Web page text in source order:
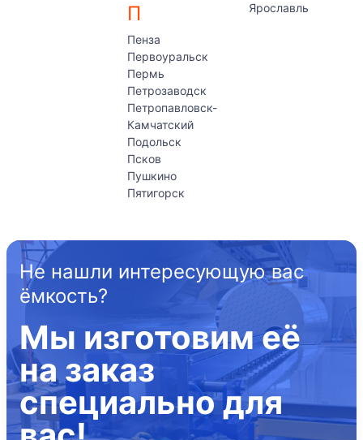
П
Пенза
Первоуральск
Пермь
Петрозаводск
Петропавловск-
Камчатский
Подольск
Псков
Пушкино
Пятигорск
Ярославль
Не нашли интересующую вас
ёмкость?
Мы изготовим её
на заказ
специально для